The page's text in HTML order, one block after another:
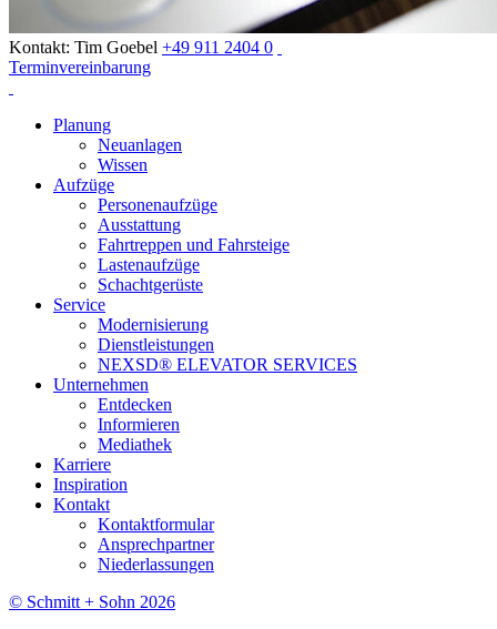
Kontakt: Tim Goebel +49 911 2404 0
Terminvereinbarung
Planung
Neuanlagen
Wissen
Aufzüge
Personenaufzüge
Ausstattung
Fahrtreppen und Fahrsteige
Lastenaufzüge
Schachtgerüste
Service
Modernisierung
Dienstleistungen
NEXSD® ELEVATOR SERVICES
Unternehmen
Entdecken
Informieren
Mediathek
Karriere
Inspiration
Kontakt
Kontaktformular
Ansprechpartner
Niederlassungen
© Schmitt + Sohn 2026